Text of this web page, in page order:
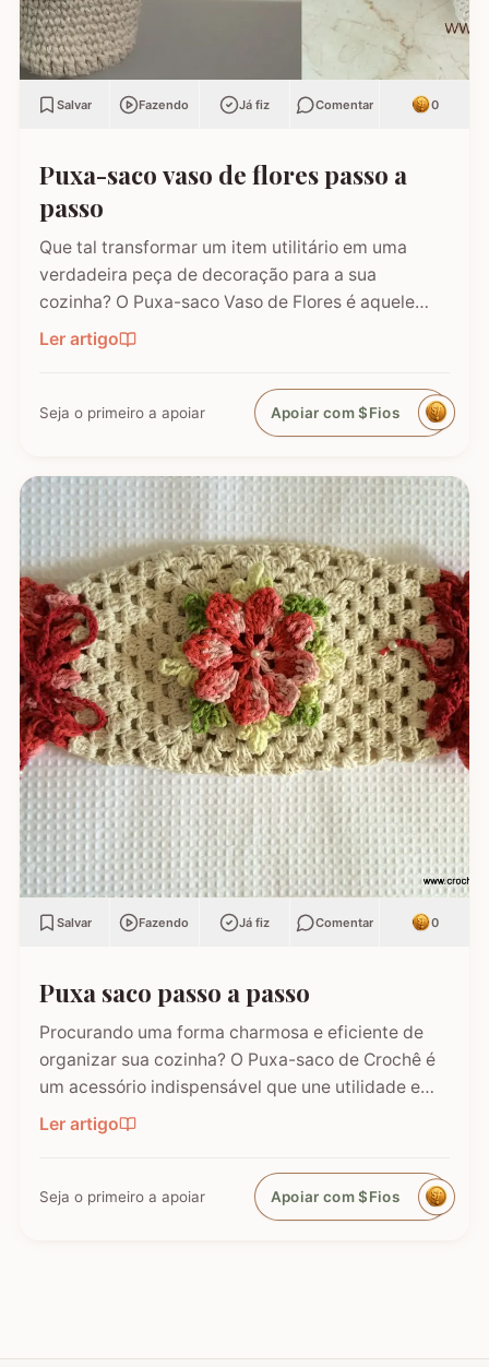
Salvar Fazendo Já fiz Comentar 0
Puxa-saco vaso de flores passo a
passo
Que tal transformar um item utilitário em uma
verdadeira peça de decoração para a sua
cozinha? O Puxa-saco Vaso de Flores é aquele
tipo de projeto que encanta pela criatividade. Com
apenas 25 cm de altura, ele foge do formato
tradicional e se apresenta como um mimo
delicado, perfeito para organizar…
Ler artigo
Seja o primeiro a apoiar Apoiar com $Fios
Salvar Fazendo Já fiz Comentar 0
Puxa saco passo a passo
Procurando uma forma charmosa e eficiente de
organizar sua cozinha? O Puxa-saco de Crochê é
um acessório indispensável que une utilidade e
beleza. Além de manter as sacolinhas plásticas
em ordem para o reaproveitamento, ele adiciona
aquele toque artesanal que toda dona de casa
adora. Neste…
Ler artigo
Seja o primeiro a apoiar Apoiar com $Fios